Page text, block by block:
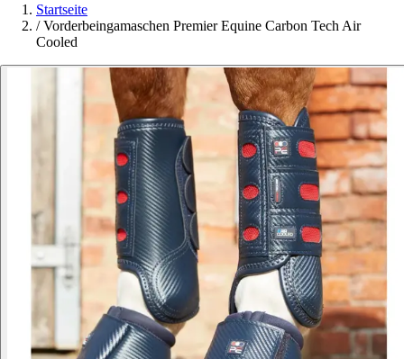
Startseite
/ Vorderbeingamaschen Premier Equine Carbon Tech Air
Cooled